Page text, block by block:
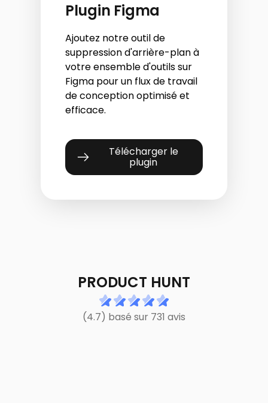
Plugin Figma
Ajoutez notre outil de
suppression d'arrière-plan à
votre ensemble d'outils sur
Figma pour un flux de travail
de conception optimisé et
efficace.
Télécharger le
plugin
PRODUCT HUNT
(4.7) basé sur 731 avis